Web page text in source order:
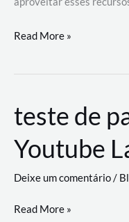
GitHub
revoluciona
de
trabalho
com
a
workflows
Read More »
teste de
Youtube
Deixe um comentário/
teste
Read More »